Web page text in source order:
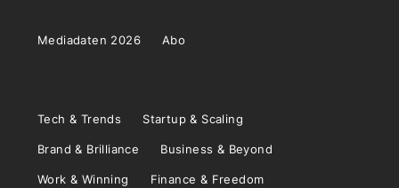
Mediadaten 2026 Abo
Tech & Trends Startup & Scaling
Brand & Brilliance Business & Beyond
Work & Winning Finance & Freedom